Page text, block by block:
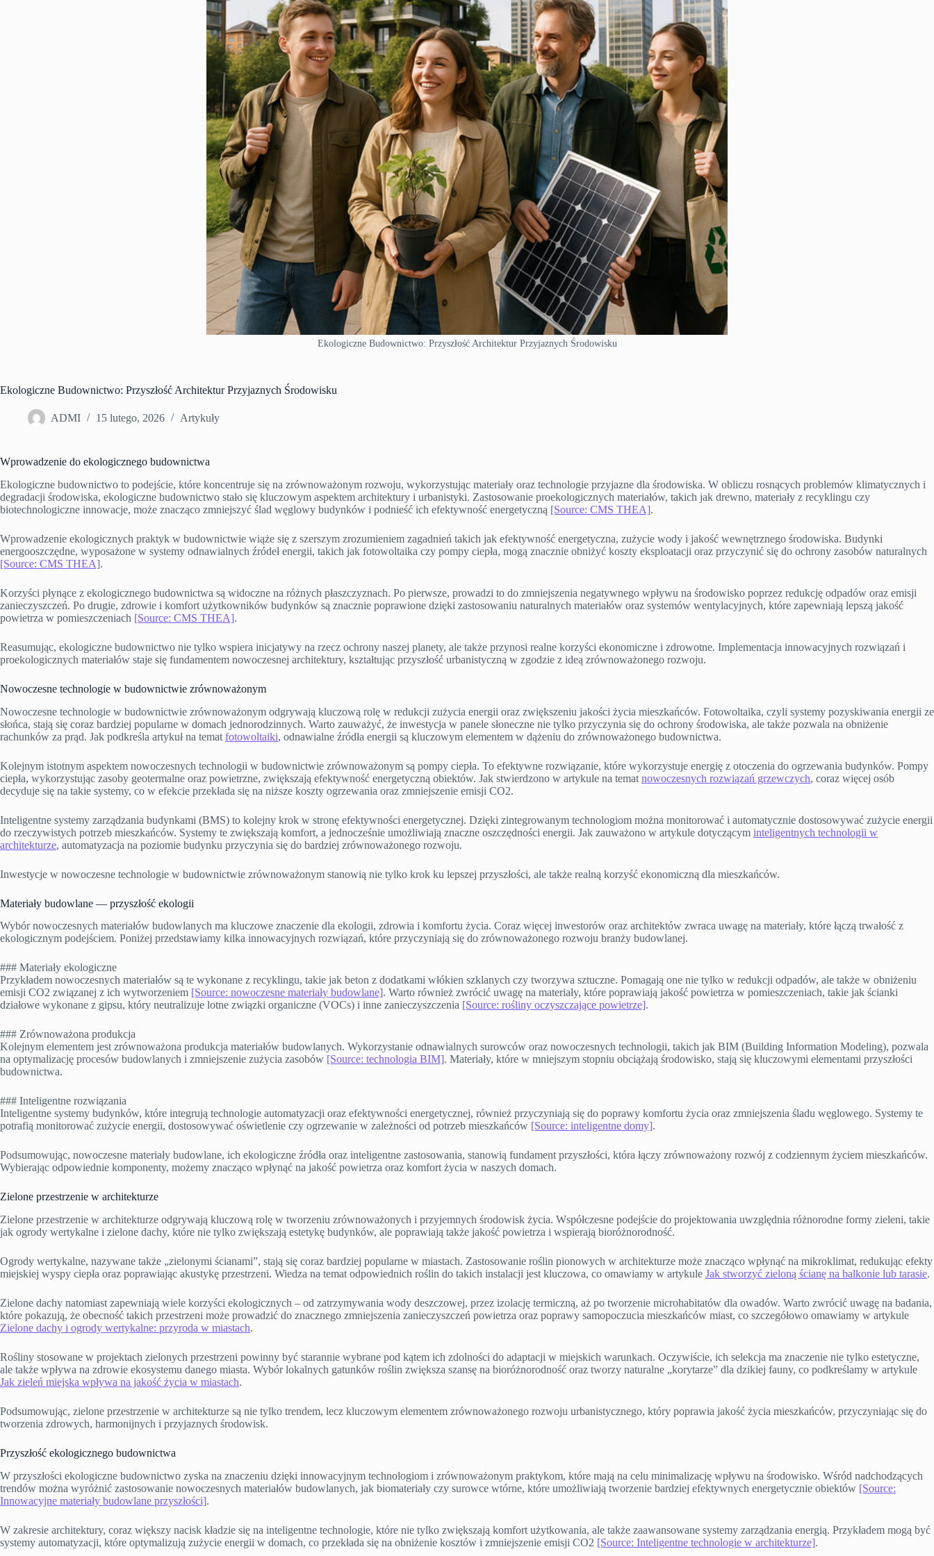
Ekologiczne Budownictwo: Przyszłość Architektur Przyjaznych Środowisku
Ekologiczne Budownictwo: Przyszłość Architektur Przyjaznych Środowisku
ADMI 15 lutego, 2026 Artykuły
Wprowadzenie do ekologicznego budownictwa
Ekologiczne budownictwo to podejście, które koncentruje się na zrównoważonym rozwoju, wykorzystując materiały oraz technologie przyjazne dla środowiska. W obliczu rosnących problemów klimatycznych i
degradacji środowiska, ekologiczne budownictwo stało się kluczowym aspektem architektury i urbanistyki. Zastosowanie proekologicznych materiałów, takich jak drewno, materiały z recyklingu czy
biotechnologiczne innowacje, może znacząco zmniejszyć ślad węglowy budynków i podnieść ich efektywność energetyczną [Source: CMS THEA].
Wprowadzenie ekologicznych praktyk w budownictwie wiąże się z szerszym zrozumieniem zagadnień takich jak efektywność energetyczna, zużycie wody i jakość wewnętrznego środowiska. Budynki
energooszczędne, wyposażone w systemy odnawialnych źródeł energii, takich jak fotowoltaika czy pompy ciepła, mogą znacznie obniżyć koszty eksploatacji oraz przyczynić się do ochrony zasobów naturalnych
[Source: CMS THEA].
Korzyści płynące z ekologicznego budownictwa są widoczne na różnych płaszczyznach. Po pierwsze, prowadzi to do zmniejszenia negatywnego wpływu na środowisko poprzez redukcję odpadów oraz emisji
zanieczyszczeń. Po drugie, zdrowie i komfort użytkowników budynków są znacznie poprawione dzięki zastosowaniu naturalnych materiałów oraz systemów wentylacyjnych, które zapewniają lepszą jakość
powietrza w pomieszczeniach [Source: CMS THEA].
Reasumując, ekologiczne budownictwo nie tylko wspiera inicjatywy na rzecz ochrony naszej planety, ale także przynosi realne korzyści ekonomiczne i zdrowotne. Implementacja innowacyjnych rozwiązań i
proekologicznych materiałów staje się fundamentem nowoczesnej architektury, kształtując przyszłość urbanistyczną w zgodzie z ideą zrównoważonego rozwoju.
Nowoczesne technologie w budownictwie zrównoważonym
Nowoczesne technologie w budownictwie zrównoważonym odgrywają kluczową rolę w redukcji zużycia energii oraz zwiększeniu jakości życia mieszkańców. Fotowoltaika, czyli systemy pozyskiwania energii ze
słońca, stają się coraz bardziej popularne w domach jednorodzinnych. Warto zauważyć, że inwestycja w panele słoneczne nie tylko przyczynia się do ochrony środowiska, ale także pozwala na obniżenie
rachunków za prąd. Jak podkreśla artykuł na temat fotowoltaiki, odnawialne źródła energii są kluczowym elementem w dążeniu do zrównoważonego budownictwa.
Kolejnym istotnym aspektem nowoczesnych technologii w budownictwie zrównoważonym są pompy ciepła. To efektywne rozwiązanie, które wykorzystuje energię z otoczenia do ogrzewania budynków. Pompy
ciepła, wykorzystując zasoby geotermalne oraz powietrzne, zwiększają efektywność energetyczną obiektów. Jak stwierdzono w artykule na temat nowoczesnych rozwiązań grzewczych, coraz więcej osób
decyduje się na takie systemy, co w efekcie przekłada się na niższe koszty ogrzewania oraz zmniejszenie emisji CO2.
Inteligentne systemy zarządzania budynkami (BMS) to kolejny krok w stronę efektywności energetycznej. Dzięki zintegrowanym technologiom można monitorować i automatycznie dostosowywać zużycie energii
do rzeczywistych potrzeb mieszkańców. Systemy te zwiększają komfort, a jednocześnie umożliwiają znaczne oszczędności energii. Jak zauważono w artykule dotyczącym inteligentnych technologii w
architekturze, automatyzacja na poziomie budynku przyczynia się do bardziej zrównoważonego rozwoju.
Inwestycje w nowoczesne technologie w budownictwie zrównoważonym stanowią nie tylko krok ku lepszej przyszłości, ale także realną korzyść ekonomiczną dla mieszkańców.
Materiały budowlane — przyszłość ekologii
Wybór nowoczesnych materiałów budowlanych ma kluczowe znaczenie dla ekologii, zdrowia i komfortu życia. Coraz więcej inwestorów oraz architektów zwraca uwagę na materiały, które łączą trwałość z
ekologicznym podejściem. Poniżej przedstawiamy kilka innowacyjnych rozwiązań, które przyczyniają się do zrównoważonego rozwoju branży budowlanej.
### Materiały ekologiczne
Przykładem nowoczesnych materiałów są te wykonane z recyklingu, takie jak beton z dodatkami włókien szklanych czy tworzywa sztuczne. Pomagają one nie tylko w redukcji odpadów, ale także w obniżeniu
emisji CO2 związanej z ich wytworzeniem [Source: nowoczesne materiały budowlane]. Warto również zwrócić uwagę na materiały, które poprawiają jakość powietrza w pomieszczeniach, takie jak ścianki
działowe wykonane z gipsu, który neutralizuje lotne związki organiczne (VOCs) i inne zanieczyszczenia [Source: rośliny oczyszczające powietrze].
### Zrównoważona produkcja
Kolejnym elementem jest zrównoważona produkcja materiałów budowlanych. Wykorzystanie odnawialnych surowców oraz nowoczesnych technologii, takich jak BIM (Building Information Modeling), pozwala
na optymalizację procesów budowlanych i zmniejszenie zużycia zasobów [Source: technologia BIM]. Materiały, które w mniejszym stopniu obciążają środowisko, stają się kluczowymi elementami przyszłości
budownictwa.
### Inteligentne rozwiązania
Inteligentne systemy budynków, które integrują technologie automatyzacji oraz efektywności energetycznej, również przyczyniają się do poprawy komfortu życia oraz zmniejszenia śladu węglowego. Systemy te
potrafią monitorować zużycie energii, dostosowywać oświetlenie czy ogrzewanie w zależności od potrzeb mieszkańców [Source: inteligentne domy].
Podsumowując, nowoczesne materiały budowlane, ich ekologiczne źródła oraz inteligentne zastosowania, stanowią fundament przyszłości, która łączy zrównoważony rozwój z codziennym życiem mieszkańców.
Wybierając odpowiednie komponenty, możemy znacząco wpłynąć na jakość powietrza oraz komfort życia w naszych domach.
Zielone przestrzenie w architekturze
Zielone przestrzenie w architekturze odgrywają kluczową rolę w tworzeniu zrównoważonych i przyjemnych środowisk życia. Współczesne podejście do projektowania uwzględnia różnorodne formy zieleni, takie
jak ogrody wertykalne i zielone dachy, które nie tylko zwiększają estetykę budynków, ale poprawiają także jakość powietrza i wspierają bioróżnorodność.
Ogrody wertykalne, nazywane także „zielonymi ścianami”, stają się coraz bardziej popularne w miastach. Zastosowanie roślin pionowych w architekturze może znacząco wpłynąć na mikroklimat, redukując efekty
miejskiej wyspy ciepła oraz poprawiając akustykę przestrzeni. Wiedza na temat odpowiednich roślin do takich instalacji jest kluczowa, co omawiamy w artykule Jak stworzyć zieloną ścianę na balkonie lub tarasie.
Zielone dachy natomiast zapewniają wiele korzyści ekologicznych – od zatrzymywania wody deszczowej, przez izolację termiczną, aż po tworzenie microhabitatów dla owadów. Warto zwrócić uwagę na badania,
które pokazują, że obecność takich przestrzeni może prowadzić do znacznego zmniejszenia zanieczyszczeń powietrza oraz poprawy samopoczucia mieszkańców miast, co szczegółowo omawiamy w artykule
Zielone dachy i ogrody wertykalne: przyroda w miastach.
Rośliny stosowane w projektach zielonych przestrzeni powinny być starannie wybrane pod kątem ich zdolności do adaptacji w miejskich warunkach. Oczywiście, ich selekcja ma znaczenie nie tylko estetyczne,
ale także wpływa na zdrowie ekosystemu danego miasta. Wybór lokalnych gatunków roślin zwiększa szansę na bioróżnorodność oraz tworzy naturalne „korytarze” dla dzikiej fauny, co podkreślamy w artykule
Jak zieleń miejska wpływa na jakość życia w miastach.
Podsumowując, zielone przestrzenie w architekturze są nie tylko trendem, lecz kluczowym elementem zrównoważonego rozwoju urbanistycznego, który poprawia jakość życia mieszkańców, przyczyniając się do
tworzenia zdrowych, harmonijnych i przyjaznych środowisk.
Przyszłość ekologicznego budownictwa
W przyszłości ekologiczne budownictwo zyska na znaczeniu dzięki innowacyjnym technologiom i zrównoważonym praktykom, które mają na celu minimalizację wpływu na środowisko. Wśród nadchodzących
trendów można wyróżnić zastosowanie nowoczesnych materiałów budowlanych, jak biomateriały czy surowce wtórne, które umożliwiają tworzenie bardziej efektywnych energetycznie obiektów [Source:
Innowacyjne materiały budowlane przyszłości].
W zakresie architektury, coraz większy nacisk kładzie się na inteligentne technologie, które nie tylko zwiększają komfort użytkowania, ale także zaawansowane systemy zarządzania energią. Przykładem mogą być
systemy automatyzacji, które optymalizują zużycie energii w domach, co przekłada się na obniżenie kosztów i zmniejszenie emisji CO2 [Source: Inteligentne technologie w architekturze].